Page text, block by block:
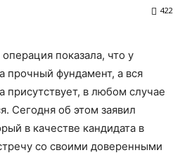
422
показала, что у
прочный фундамент, а вся
присутствует, в любом случае
Сегодня об этом заявил
в качестве кандидата в
со своими доверенными